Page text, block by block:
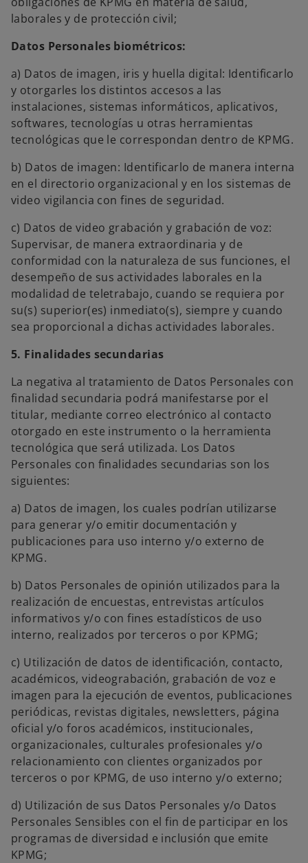
laborales y de protección civil;
Datos Personales biométricos:
a) Datos de imagen, iris y huella digital: Identificarlo
y otorgarles los distintos accesos a las
instalaciones, sistemas informáticos, aplicativos,
softwares, tecnologías u otras herramientas
tecnológicas que le correspondan dentro de KPMG.
b) Datos de imagen: Identificarlo de manera interna
en el directorio organizacional y en los sistemas de
video vigilancia con fines de seguridad.
c) Datos de video grabación y grabación de voz:
Supervisar, de manera extraordinaria y de
conformidad con la naturaleza de sus funciones, el
desempeño de sus actividades laborales en la
modalidad de teletrabajo, cuando se requiera por
su(s) superior(es) inmediato(s), siempre y cuando
sea proporcional a dichas actividades laborales.
5. Finalidades secundarias
La negativa al tratamiento de Datos Personales con
finalidad secundaria podrá manifestarse por el
titular, mediante correo electrónico al contacto
otorgado en este instrumento o la herramienta
tecnológica que será utilizada. Los Datos
Personales con finalidades secundarias son los
siguientes:
a) Datos de imagen, los cuales podrían utilizarse
para generar y/o emitir documentación y
publicaciones para uso interno y/o externo de
KPMG.
b) Datos Personales de opinión utilizados para la
realización de encuestas, entrevistas artículos
informativos y/o con fines estadísticos de uso
interno, realizados por terceros o por KPMG;
c) Utilización de datos de identificación, contacto,
académicos, videograbación, grabación de voz e
imagen para la ejecución de eventos, publicaciones
periódicas, revistas digitales, newsletters, página
oficial y/o foros académicos, institucionales,
organizacionales, culturales profesionales y/o
relacionamiento con clientes organizados por
terceros o por KPMG, de uso interno y/o externo;
d) Utilización de sus Datos Personales y/o Datos
Personales Sensibles con el fin de participar en los
programas de diversidad e inclusión que emite
KPMG;